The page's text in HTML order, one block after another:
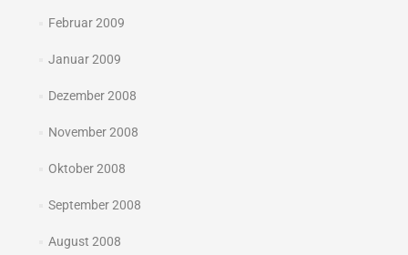
Februar 2009
Januar 2009
Dezember 2008
November 2008
Oktober 2008
September 2008
August 2008